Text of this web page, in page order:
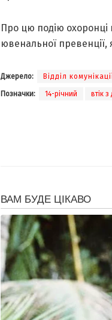
Про цю подію охоронці
ювенальної превенції,
Джерело: Відділ
Позначки: 14-річний втік